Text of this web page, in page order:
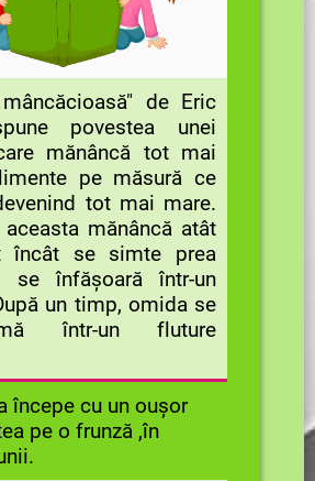
de Eric
povestea unei
mănâncă tot mai
pe măsură ce
tot mai mare.
aceasta mănâncă atât
încât se simte prea
se înfășoară într-un
un timp, omida se
într-un fluture
începe cu un oușor
pe o frunză ,în